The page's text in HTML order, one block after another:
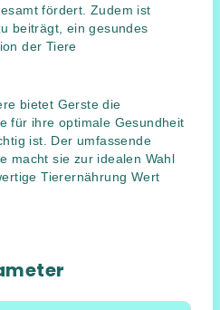
fördert. Zudem ist
beiträgt, ein gesundes
der Tiere
bietet Gerste die
für ihre optimale Gesundheit
ist. Der umfassende
macht sie zur idealen Wahl
Tierernährung Wert